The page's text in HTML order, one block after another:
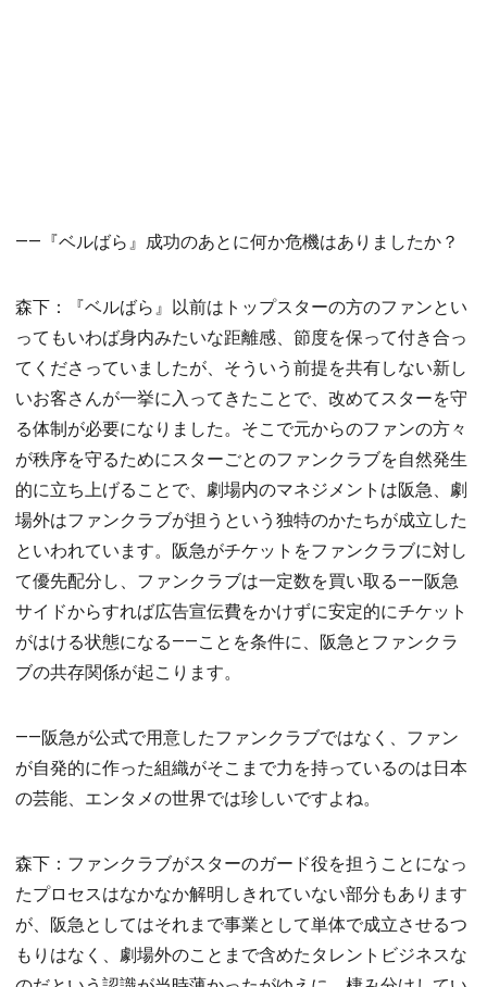
――『ベルばら』成功のあとに何か危機はありましたか？
森下：『ベルばら』以前はトップスターの方のファンとい
ってもいわば身内みたいな距離感、節度を保って付き合っ
てくださっていましたが、そういう前提を共有しない新し
いお客さんが一挙に入ってきたことで、改めてスターを守
る体制が必要になりました。そこで元からのファンの方々
が秩序を守るためにスターごとのファンクラブを自然発生
的に立ち上げることで、劇場内のマネジメントは阪急、劇
場外はファンクラブが担うという独特のかたちが成立した
といわれています。阪急がチケットをファンクラブに対し
て優先配分し、ファンクラブは一定数を買い取る――阪急
サイドからすれば広告宣伝費をかけずに安定的にチケット
がはける状態になる――ことを条件に、阪急とファンクラ
ブの共存関係が起こります。
――阪急が公式で用意したファンクラブではなく、ファン
が自発的に作った組織がそこまで力を持っているのは日本
の芸能、エンタメの世界では珍しいですよね。
森下：ファンクラブがスターのガード役を担うことになっ
たプロセスはなかなか解明しきれていない部分もあります
が、阪急としてはそれまで事業として単体で成立させるつ
もりはなく、劇場外のことまで含めたタレントビジネスな